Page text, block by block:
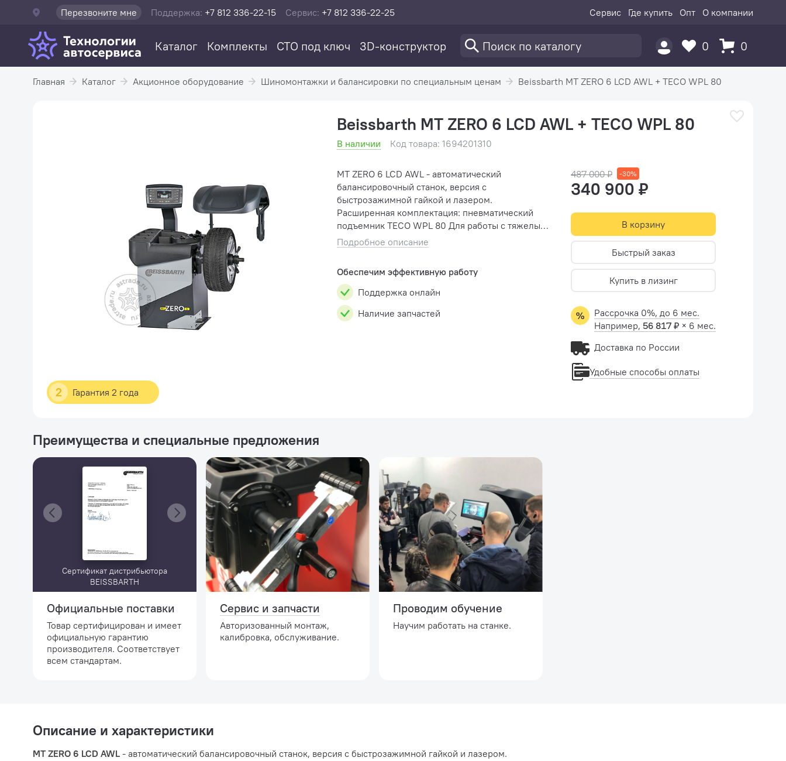
Перезвоните мне Поддержка: +7 812 336-22-15 Сервис: +7 812 336-22-25 Сервис Где купить Опт О компании
Каталог Комплекты СТО под ключ 3D-конструктор 0 0
Главная Каталог Акционное оборудование Шиномонтажки и балансировки по специальным ценам Beissbarth MT ZERO 6 LCD AWL + TECO WPL 80
2 Гарантия 2 года
Beissbarth MT ZERO 6 LCD AWL + TECO WPL 80
В наличии Код товара: 1694201310
MT ZERO 6 LCD AWL - автоматический
балансировочный станок, версия с
быстрозажимной гайкой и лазером.
Расширенная комплектация: пневматический
подъемник TECO WPL 80 Для работы с тяжелыми
колесами (внедорожники, коммерческий
транспорт) в комплектацию станка добавлены
Подробное описание
Обеспечим эффективную работу
Поддержка онлайн
Наличие запчастей
487 000 ₽ -30%
340 900 ₽
В корзину
Быстрый заказ
Купить в лизинг
Рассрочка 0%, до 6 мес.
Например, 56 817 ₽ × 6 мес.
Доставка по России
Удобные способы оплаты
Преимущества и специальные предложения
Сертификат дистрибьютора
BEISSBARTH
Официальные поставки
Товар сертифицирован и имеет
официальную гарантию
производителя. Соответствует
всем стандартам.
Сервис и запчасти
Авторизованный монтаж,
калибровка, обслуживание.
Проводим обучение
Научим работать на станке.
Описание и характеристики
MT ZERO 6 LCD AWL - автоматический балансировочный станок, версия с быстрозажимной гайкой и лазером.